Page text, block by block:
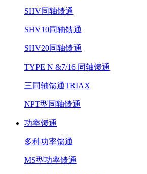
SHV同轴馈通
SHV10同轴馈通
SHV20同轴馈通
TYPE N &7/16 同轴馈通
三同轴馈通TRIAX
NPT型同轴馈通
功率馈通
多种功率馈通
MS型功率馈通